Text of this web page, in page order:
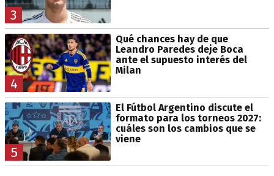
3
4
Qué chances hay de que
Leandro Paredes deje Boca
ante el supuesto interés del
Milan
5
El Fútbol Argentino discute el
formato para los torneos 2027:
cuáles son los cambios que se
viene